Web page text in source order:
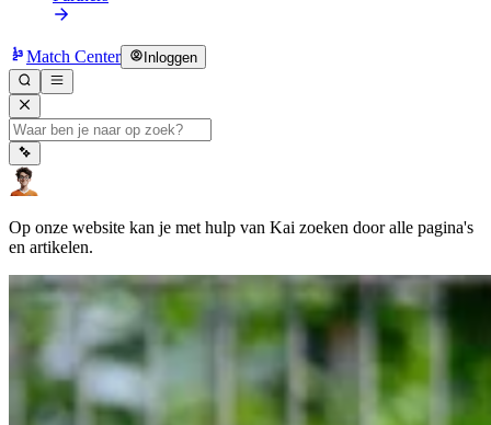
Match Center Inloggen
Op onze website kan je met hulp van Kai zoeken door alle pagina's
en artikelen.